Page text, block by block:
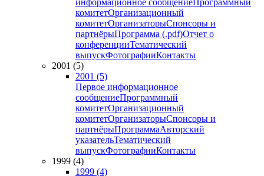
информационное сообщениеПрограммный
комитетОрганизационный
комитетОрганизаторыСпонсоры и
партнёрыПрограмма (.pdf)Отчет о
конференцииТематический
выпускФотографииКонтакты
2001 (5)
2001 (5)
Первое информационное
сообщениеПрограммный
комитетОрганизационный
комитетОрганизаторыСпонсоры и
партнёрыПрограммаАвторский
указательТематический
выпускФотографииКонтакты
1999 (4)
1999 (4)